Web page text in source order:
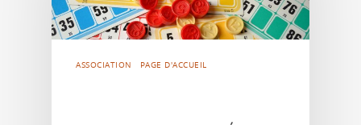
ASSOCIATION PAGE D'ACCUEIL